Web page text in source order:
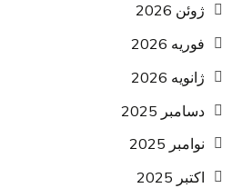
ژوئن 2026
فوریه 2026
ژانویه 2026
دسامبر 2025
نوامبر 2025
اکتبر 2025